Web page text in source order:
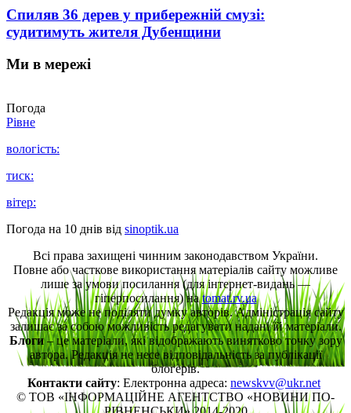
Спиляв 36 дерев у прибережній смузі:
судитимуть жителя Дубенщини
Ми в мережі
Погода
Рівне
вологість:
тиск:
вітер:
Погода на 10 днів від sinoptik.ua
Всі права захищені чинним законодавством України.
Повне або часткове використання матеріалів сайту можливе
лише за умови посилання (для інтернет-видань —
гіперпосилання) наtomat.rv.ua
Редакція може не поділяти думку авторів. Адміністрація сайту
залишає за собою можливість редагувати надані їй матеріали.
Блоги– це матеріали, які відображають винятково точку зору
автора. Редакція не несе відповідальність за публікації
блогерів.
Контакти сайту: Електронна адреса: newskvv@ukr.net
© ТОВ «ІНФОРМАЦІЙНЕ АГЕНТСТВО «НОВИНИ ПО-